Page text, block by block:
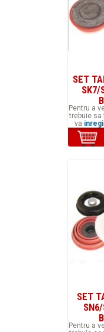
SET
SK7/
Pentru a
trebuie sa
va
SET
Pentru a